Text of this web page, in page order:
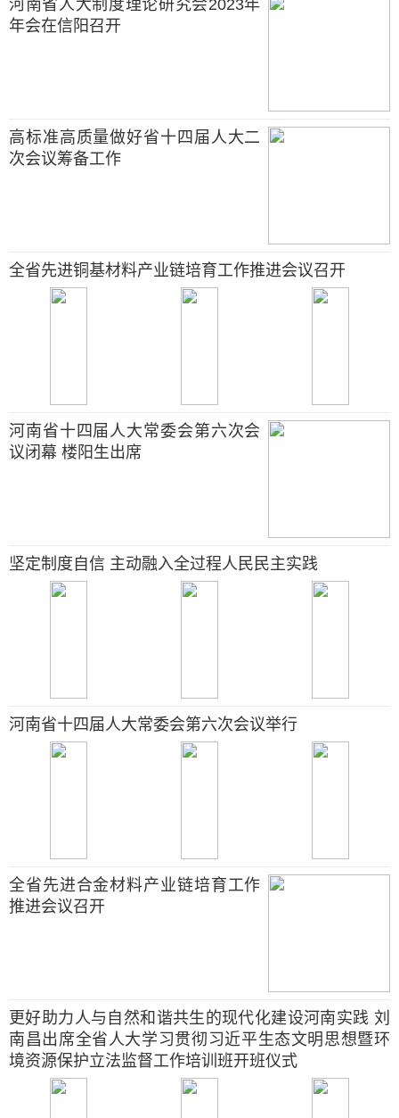
河南省人大制度理论研究会2023年
年会在信阳召开
高标准高质量做好省十四届人大二
次会议筹备工作
全省先进铜基材料产业链培育工作推进会议召开
河南省十四届人大常委会第六次会
议闭幕 楼阳生出席
坚定制度自信 主动融入全过程人民民主实践
河南省十四届人大常委会第六次会议举行
全省先进合金材料产业链培育工作
推进会议召开
更好助力人与自然和谐共生的现代化建设河南实践 刘
南昌出席全省人大学习贯彻习近平生态文明思想暨环
境资源保护立法监督工作培训班开班仪式